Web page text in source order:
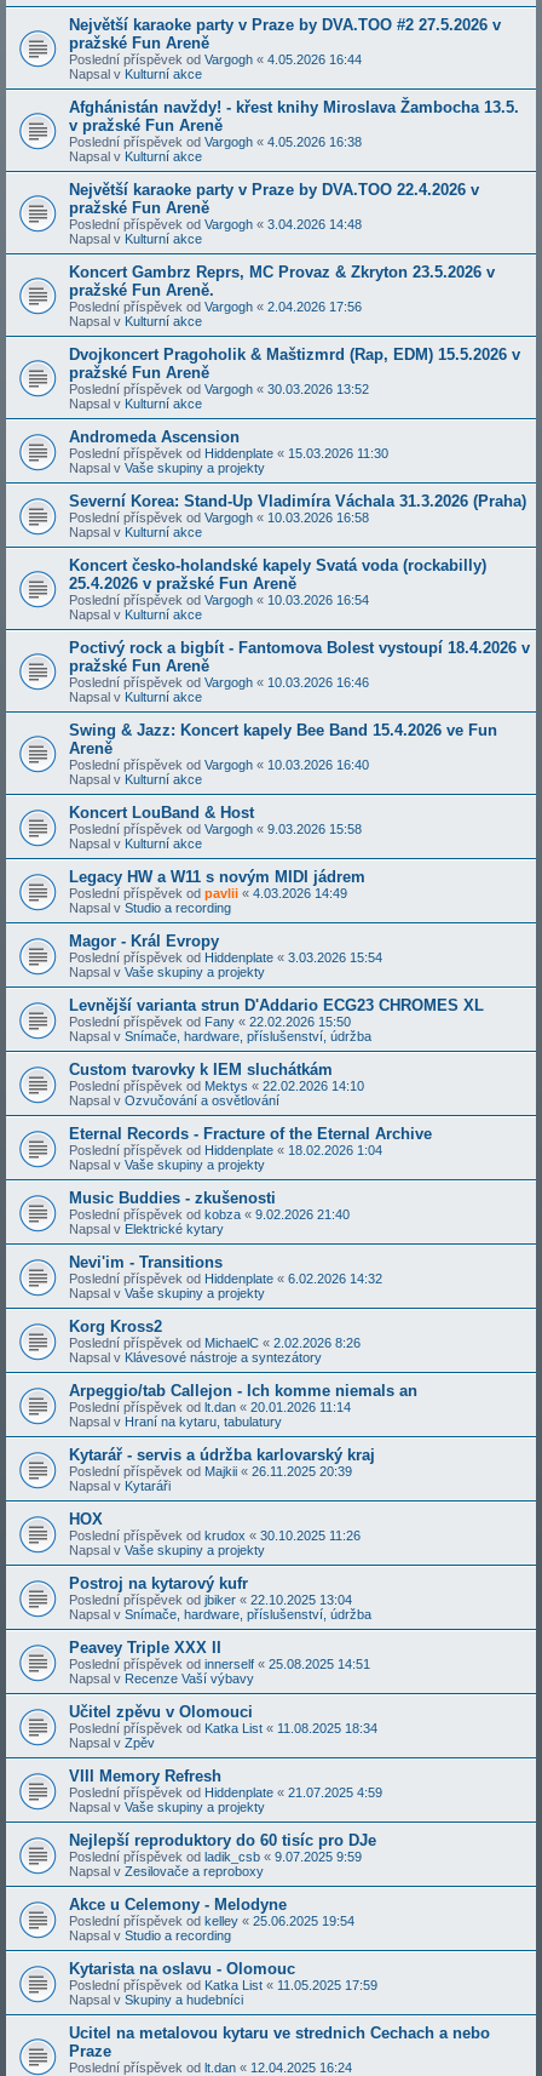
Největší karaoke party v Praze by DVA.TOO #2 27.5.2026 v
pražské Fun Areně
Poslední příspěvek od Vargogh « 4.05.2026 16:44
Napsal v Kulturní akce
Afghánistán navždy! - křest knihy Miroslava Žambocha 13.5.
v pražské Fun Areně
Poslední příspěvek od Vargogh « 4.05.2026 16:38
Napsal v Kulturní akce
Největší karaoke party v Praze by DVA.TOO 22.4.2026 v
pražské Fun Areně
Poslední příspěvek od Vargogh « 3.04.2026 14:48
Napsal v Kulturní akce
Koncert Gambrz Reprs, MC Provaz & Zkryton 23.5.2026 v
pražské Fun Areně.
Poslední příspěvek od Vargogh « 2.04.2026 17:56
Napsal v Kulturní akce
Dvojkoncert Pragoholik & Maštizmrd (Rap, EDM) 15.5.2026 v
pražské Fun Areně
Poslední příspěvek od Vargogh « 30.03.2026 13:52
Napsal v Kulturní akce
Andromeda Ascension
Poslední příspěvek od Hiddenplate « 15.03.2026 11:30
Napsal v Vaše skupiny a projekty
Severní Korea: Stand-Up Vladimíra Váchala 31.3.2026 (Praha)
Poslední příspěvek od Vargogh « 10.03.2026 16:58
Napsal v Kulturní akce
Koncert česko-holandské kapely Svatá voda (rockabilly)
25.4.2026 v pražské Fun Areně
Poslední příspěvek od Vargogh « 10.03.2026 16:54
Napsal v Kulturní akce
Poctivý rock a bigbít - Fantomova Bolest vystoupí 18.4.2026 v
pražské Fun Areně
Poslední příspěvek od Vargogh « 10.03.2026 16:46
Napsal v Kulturní akce
Swing & Jazz: Koncert kapely Bee Band 15.4.2026 ve Fun
Areně
Poslední příspěvek od Vargogh « 10.03.2026 16:40
Napsal v Kulturní akce
Koncert LouBand & Host
Poslední příspěvek od Vargogh « 9.03.2026 15:58
Napsal v Kulturní akce
Legacy HW a W11 s novým MIDI jádrem
Poslední příspěvek od pavlii « 4.03.2026 14:49
Napsal v Studio a recording
Magor - Král Evropy
Poslední příspěvek od Hiddenplate « 3.03.2026 15:54
Napsal v Vaše skupiny a projekty
Levnější varianta strun D'Addario ECG23 CHROMES XL
Poslední příspěvek od Fany « 22.02.2026 15:50
Napsal v Snímače, hardware, příslušenství, údržba
Custom tvarovky k IEM sluchátkám
Poslední příspěvek od Mektys « 22.02.2026 14:10
Napsal v Ozvučování a osvětlování
Eternal Records - Fracture of the Eternal Archive
Poslední příspěvek od Hiddenplate « 18.02.2026 1:04
Napsal v Vaše skupiny a projekty
Music Buddies - zkušenosti
Poslední příspěvek od kobza « 9.02.2026 21:40
Napsal v Elektrické kytary
Nevi'im - Transitions
Poslední příspěvek od Hiddenplate « 6.02.2026 14:32
Napsal v Vaše skupiny a projekty
Korg Kross2
Poslední příspěvek od MichaelC « 2.02.2026 8:26
Napsal v Klávesové nástroje a syntezátory
Arpeggio/tab Callejon - Ich komme niemals an
Poslední příspěvek od lt.dan « 20.01.2026 11:14
Napsal v Hraní na kytaru, tabulatury
Kytarář - servis a údržba karlovarský kraj
Poslední příspěvek od Majkii « 26.11.2025 20:39
Napsal v Kytaráři
HOX
Poslední příspěvek od krudox « 30.10.2025 11:26
Napsal v Vaše skupiny a projekty
Postroj na kytarový kufr
Poslední příspěvek od jbiker « 22.10.2025 13:04
Napsal v Snímače, hardware, příslušenství, údržba
Peavey Triple XXX II
Poslední příspěvek od innerself « 25.08.2025 14:51
Napsal v Recenze Vaší výbavy
Učitel zpěvu v Olomouci
Poslední příspěvek od Katka List « 11.08.2025 18:34
Napsal v Zpěv
VIII Memory Refresh
Poslední příspěvek od Hiddenplate « 21.07.2025 4:59
Napsal v Vaše skupiny a projekty
Nejlepší reproduktory do 60 tisíc pro DJe
Poslední příspěvek od ladik_csb « 9.07.2025 9:59
Napsal v Zesilovače a reproboxy
Akce u Celemony - Melodyne
Poslední příspěvek od kelley « 25.06.2025 19:54
Napsal v Studio a recording
Kytarista na oslavu - Olomouc
Poslední příspěvek od Katka List « 11.05.2025 17:59
Napsal v Skupiny a hudebníci
Ucitel na metalovou kytaru ve strednich Cechach a nebo
Praze
Poslední příspěvek od lt.dan « 12.04.2025 16:24